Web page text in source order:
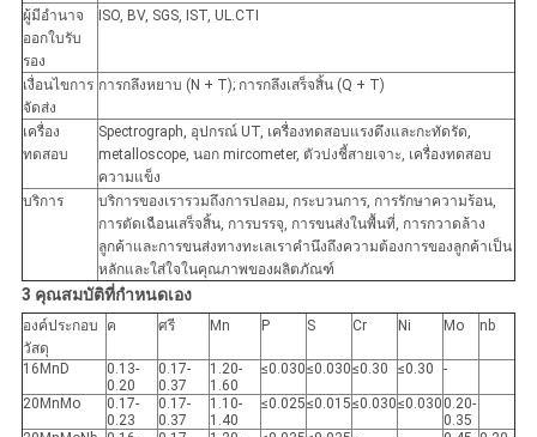
ผู้มีอำนาจ
ออกใบรับ
รอง
ISO, BV, SGS, IST, UL.CTI
เงื่อนไขการ
จัดส่ง
การกลึงหยาบ (N + T); การกลึงเสร็จสิ้น (Q + T)
เครื่อง
ทดสอบ
Spectrograph, อุปกรณ์ UT, เครื่องทดสอบแรงดึงและกะทัดรัด,
metalloscope, นอก mircometer, ตัวบ่งชี้สายเจาะ, เครื่องทดสอบ
ความแข็ง
บริการ
บริการของเรารวมถึงการปลอม, กระบวนการ, การรักษาความร้อน,
การตัดเฉือนเสร็จสิ้น, การบรรจุ, การขนส่งในพื้นที่, การกวาดล้าง
ลูกค้าและการขนส่งทางทะเลเราคำนึงถึงความต้องการของลูกค้าเป็น
หลักและใส่ใจในคุณภาพของผลิตภัณฑ์
3 คุณสมบัติที่กำหนดเอง
องค์ประกอบ
วัสดุ
ค ศรี Mn P S Cr Ni Mo nb
16MnD
0.13-
0.20
0.17-
0.37
1.20-
1.60
≤0.030≤0.030≤0.30 ≤0.30 -
20MnMo
0.17-
0.23
0.17-
0.37
1.10-
1.40
≤0.025≤0.015≤0.030≤0.030 0.20-
0.35